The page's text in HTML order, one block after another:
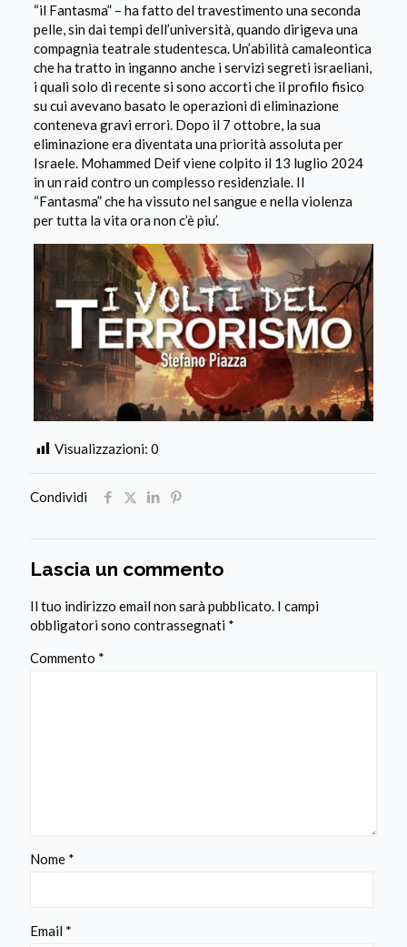
“il Fantasma” – ha fatto del travestimento una seconda
pelle, sin dai tempi dell’università, quando dirigeva una
compagnia teatrale studentesca. Un’abilità camaleontica
che ha tratto in inganno anche i servizi segreti israeliani,
i quali solo di recente si sono accorti che il profilo fisico
su cui avevano basato le operazioni di eliminazione
conteneva gravi errori. Dopo il 7 ottobre, la sua
eliminazione era diventata una priorità assoluta per
Israele. Mohammed Deif viene colpito il 13 luglio 2024
in un raid contro un complesso residenziale. Il
“Fantasma” che ha vissuto nel sangue e nella violenza
per tutta la vita ora non c’è piu’.
Visualizzazioni: 0
Condividi
Lascia un commento
Il tuo indirizzo email non sarà pubblicato. I campi
obbligatori sono contrassegnati *
Commento *
Nome *
Email *